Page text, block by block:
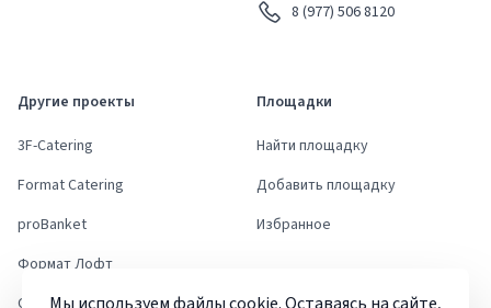
8 (977) 506 8120
Другие проекты
3F-Catering
Format Catering
proBanket
Формат Лофт
Стори Ивент Дом
Площадки
Найти площадку
Добавить площадку
Избранное